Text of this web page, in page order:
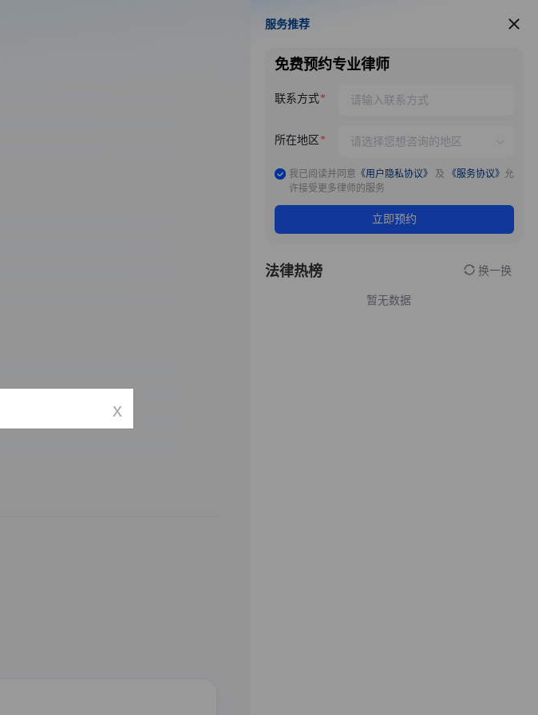
服务推荐
服务推荐
免费预约专业律师
联系方式
所在地区
我已阅读并同意 《用户隐私协议》 及 《服务协议》 允
许接受更多律师的服务
立即预约
法律热榜 换一换
暂无数据
x